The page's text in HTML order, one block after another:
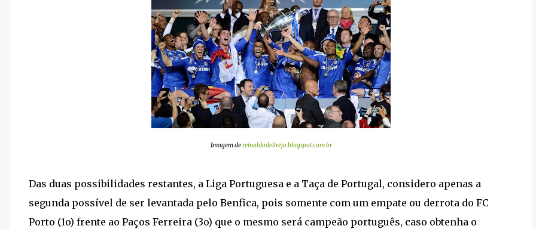
Imagem dereinaldodeltrejo.blogspot.com.br
Das duas possibilidades restantes, a Liga Portuguesa e a Taça de Portugal, considero apenas a
segunda possível de ser levantada pelo Benfica, pois somente com um empate ou derrota do FC
Porto (1o) frente ao Paços Ferreira (3o) que o mesmo será campeão português, caso obtenha o